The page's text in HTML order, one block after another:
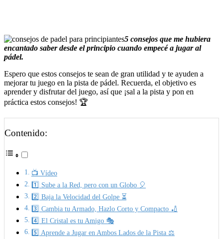
5 consejos que me hubiera
encantado saber desde el principio cuando empecé a jugar al
pádel.
Espero que estos consejos te sean de gran utilidad y te ayuden a
mejorar tu juego en la pista de pádel. Recuerda, el objetivo es
aprender y disfrutar del juego, así que ¡sal a la pista y pon en
práctica estos consejos! 🏆
Contenido:
📺 Vídeo
1️⃣ Sube a la Red, pero con un Globo 🎈
2️⃣ Baja la Velocidad del Golpe ⏳
3️⃣ Cambia tu Armado, Hazlo Corto y Compacto 🏏
4️⃣ El Cristal es tu Amigo 🎭
5️⃣ Aprende a Jugar en Ambos Lados de la Pista ⚖️